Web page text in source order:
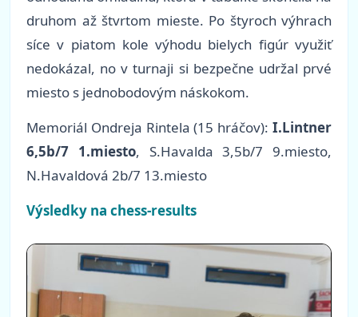
druhom až štvrtom mieste. Po štyroch výhrach
síce v piatom kole výhodu bielych figúr využiť
nedokázal, no v turnaji si bezpečne udržal prvé
miesto s jednobodovým náskokom.
Memoriál Ondreja Rintela (15 hráčov): I.Lintner
6,5b/7 1.miesto, S.Havalda 3,5b/7 9.miesto,
N.Havaldová 2b/7 13.miesto
Výsledky na chess-results